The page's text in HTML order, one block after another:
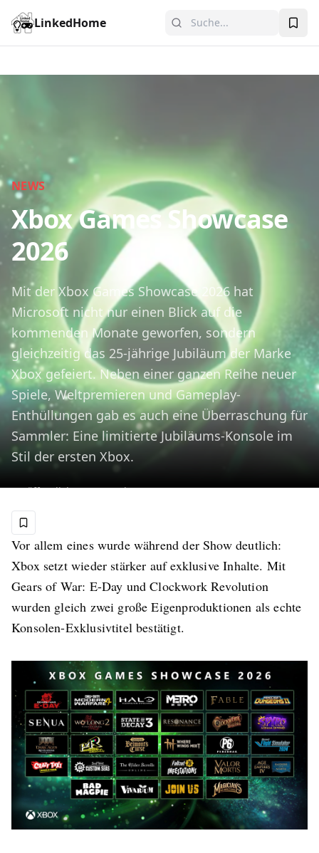
LinkedHome
NEWS
Xbox Games Showcase
2026
Mit der Xbox Games Showcase 2026 hat
Microsoft nicht nur einen Blick auf die
kommenden Monate geworfen, sondern
gleichzeitig das 25-jährige Jubiläum der Marke
Xbox gefeiert. Neben einer ganzen Reihe neuer
Spiele, Weltpremieren und Gameplay-
Enthüllungen gab es auch eine Überraschung für
Sammler: Eine limitierte Jubiläums-Konsole im
Stil der ersten Xbox.
Veröffentlicht am8. Juni 2026
Vor allem eines wurde während der Show deutlich:
Xbox setzt wieder stärker auf exklusive Inhalte. Mit
Gears of War: E-Day und Clockwork Revolution
wurden gleich zwei große Eigenproduktionen als echte
Konsolen-Exklusivtitel bestätigt.